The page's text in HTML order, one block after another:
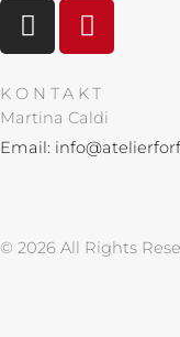
I
n
t
a
g
P
i
t
e
r
KONTAKT
Martina Caldi
Email:
© 2026 All Rights